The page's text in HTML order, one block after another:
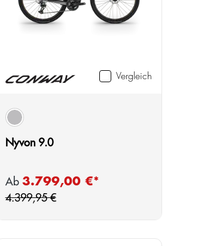
Vergleich
Farbe
grey
Nyvon 9.0
Verkaufspreis:
Ab 3.799,00 €*
4.399,95 €